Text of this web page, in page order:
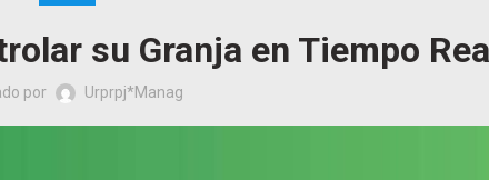
su Granja en Tiempo
por Urprpj*Manag